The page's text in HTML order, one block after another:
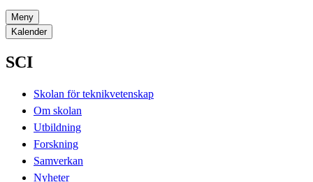
Meny
Kalender
SCI
Skolan för teknikvetenskap
Om skolan
Utbildning
Forskning
Samverkan
Nyheter